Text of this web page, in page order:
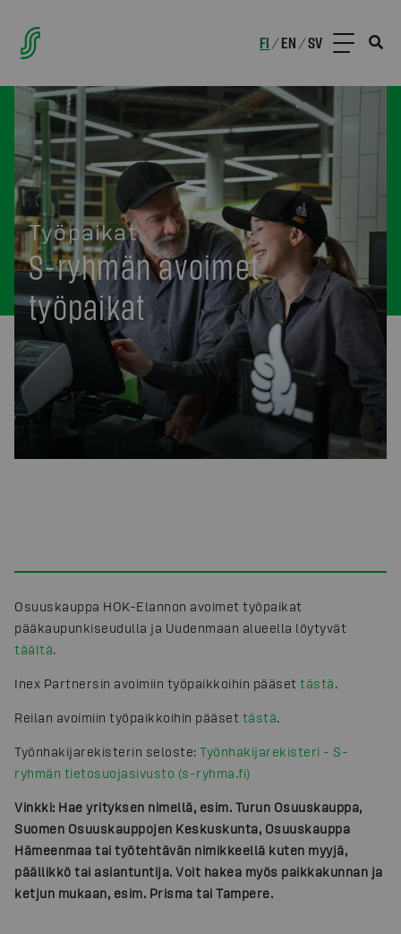
FI /EN /SV
Työpaikat
S-ryhmän avoimet
työpaikat
Osuuskauppa HOK-Elannon avoimet työpaikat
pääkaupunkiseudulla ja Uudenmaan alueella löytyvät
täältä.
Inex Partnersin avoimiin työpaikkoihin pääset tästä.
Reilan avoimiin työpaikkoihin pääset tästä.
Työnhakijarekisterin seloste: Työnhakijarekisteri - S-
ryhmän tietosuojasivusto (s-ryhma.fi)
Vinkki: Hae yrityksen nimellä, esim. Turun Osuuskauppa,
Suomen Osuuskauppojen Keskuskunta, Osuuskauppa
Hämeenmaa tai työtehtävän nimikkeellä kuten myyjä,
päällikkö tai asiantuntija. Voit hakea myös paikkakunnan ja
ketjun mukaan, esim. Prisma tai Tampere.